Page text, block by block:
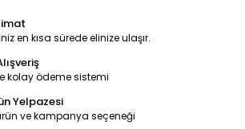
en kısa sürede elinize ulaşır.
kolay ödeme sistemi
Yelpazesi
ve kampanya seçeneği